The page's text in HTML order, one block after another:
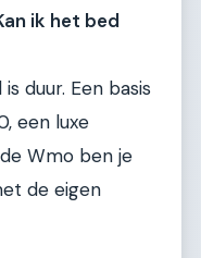
ik het bed
duur. Een basis
een luxe
Wmo ben je
de eigen